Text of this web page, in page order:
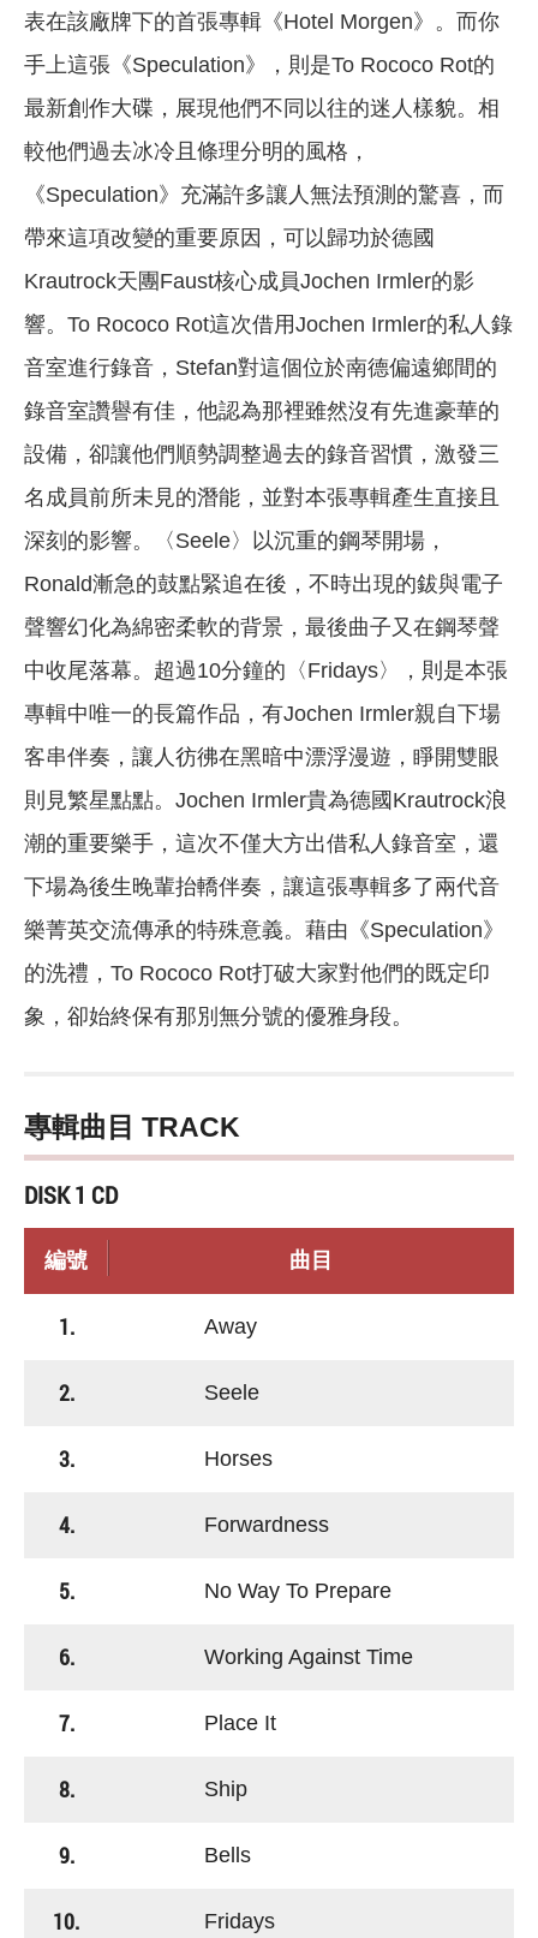
表在該廠牌下的首張專輯《Hotel Morgen》。而你
手上這張《Speculation》，則是To Rococo Rot的
最新創作大碟，展現他們不同以往的迷人樣貌。相
較他們過去冰冷且條理分明的風格，
《Speculation》充滿許多讓人無法預測的驚喜，而
帶來這項改變的重要原因，可以歸功於德國
Krautrock天團Faust核心成員Jochen Irmler的影
響。To Rococo Rot這次借用Jochen Irmler的私人錄
音室進行錄音，Stefan對這個位於南德偏遠鄉間的
錄音室讚譽有佳，他認為那裡雖然沒有先進豪華的
設備，卻讓他們順勢調整過去的錄音習慣，激發三
名成員前所未見的潛能，並對本張專輯產生直接且
深刻的影響。〈Seele〉以沉重的鋼琴開場，
Ronald漸急的鼓點緊追在後，不時出現的鈸與電子
聲響幻化為綿密柔軟的背景，最後曲子又在鋼琴聲
中收尾落幕。超過10分鐘的〈Fridays〉，則是本張
專輯中唯一的長篇作品，有Jochen Irmler親自下場
客串伴奏，讓人彷彿在黑暗中漂浮漫遊，睜開雙眼
則見繁星點點。Jochen Irmler貴為德國Krautrock浪
潮的重要樂手，這次不僅大方出借私人錄音室，還
下場為後生晚輩抬轎伴奏，讓這張專輯多了兩代音
樂菁英交流傳承的特殊意義。藉由《Speculation》
的洗禮，To Rococo Rot打破大家對他們的既定印
象，卻始終保有那別無分號的優雅身段。
專輯曲目 TRACK
DISK 1 CD
編號 曲目
1. Away
2. Seele
3. Horses
4. Forwardness
5. No Way To Prepare
6. Working Against Time
7. Place It
8. Ship
9. Bells
10. Fridays